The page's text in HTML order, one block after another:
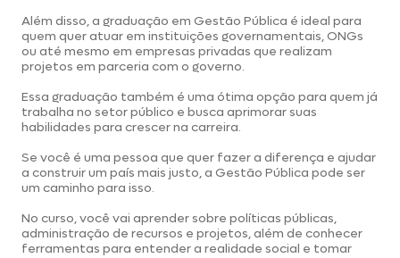
Além disso, a graduação em Gestão Pública é ideal para
quem quer atuar em instituições governamentais, ONGs
ou até mesmo em empresas privadas que realizam
projetos em parceria com o governo.
Essa graduação também é uma ótima opção para quem já
trabalha no setor público e busca aprimorar suas
habilidades para crescer na carreira.
Se você é uma pessoa que quer fazer a diferença e ajudar
a construir um país mais justo, a Gestão Pública pode ser
um caminho para isso.
No curso, você vai aprender sobre políticas públicas,
administração de recursos e projetos, além de conhecer
ferramentas para entender a realidade social e tomar